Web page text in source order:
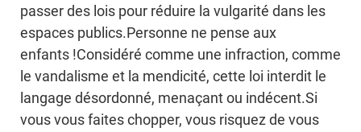
passer des lois pour réduire la vulgarité dans les
espaces publics.Personne ne pense aux
enfants !Considéré comme une infraction, comme
le vandalisme et la mendicité, cette loi interdit le
langage désordonné, menaçant ou indécent.Si
vous vous faites chopper, vous risquez de vous